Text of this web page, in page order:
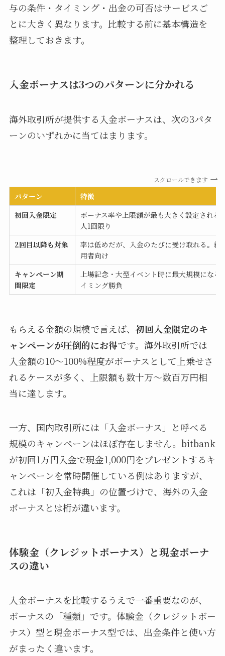
与の条件・タイミング・出金の可否はサービスご
とに大きく異なります。比較する前に基本構造を
整理しておきます。
入金ボーナスは3つのパターンに分かれる
海外取引所が提供する入金ボーナスは、次の3パタ
ーンのいずれかに当てはまります。
スクロールできます
パターン
特徴
初回入金限定
ボーナス率や上限額が最も大きく設定される
人1回限り
2回目以降も対象
率は低めだが、入金のたびに受け取れる。継
用者向け
キャンペーン期
間限定
上場記念・大型イベント時に最大規模になる
イミング勝負
もらえる金額の規模で言えば、 初回入金限定のキ
ャンペーンが圧倒的にお得です。海外取引所では
入金額の10〜100%程度がボーナスとして上乗せさ
れるケースが多く、上限額も数十万〜数百万円相
当に達します。
一方、国内取引所には「入金ボーナス」と呼べる
規模のキャンペーンはほぼ存在しません。bitbank
が初回1万円入金で現金1,000円をプレゼントするキ
ャンペーンを常時開催している例はありますが、
これは「初入金特典」の位置づけで、海外の入金
ボーナスとは桁が違います。
体験金（クレジットボーナス）と現金ボーナ
スの違い
入金ボーナスを比較するうえで一番重要なのが、
ボーナスの「種類」です。体験金（クレジットボー
ナス）型と現金ボーナス型では、出金条件と使い方
がまったく違います。